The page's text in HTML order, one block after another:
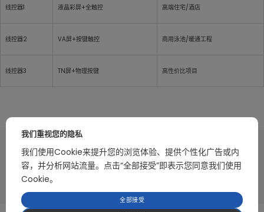
线控器1 液晶彩屏+全触控 高端住宅/酒店
线控器2 VA屏+按键触控 商用泳池/暖通工程
线控器3 TN屏+物理按键 高性价比项目
我们重视您的隐私
我们使用Cookie来提升您的浏览体验、提供个性化广告或内
容，并分析网站流量。点击“全部接受”即表示您同意我们使用
Cookie。
全部接受